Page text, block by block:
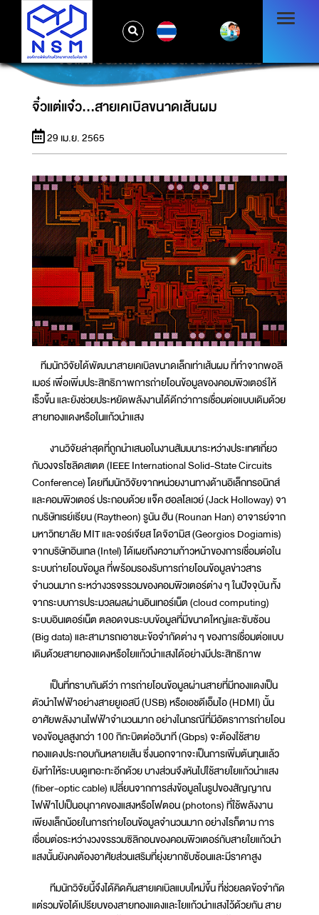
จิ๋วแต่แจ๋ว...สายเคเบิลขนาดเส้นผม
จิ๋วแต่แจ๋ว...สายเคเบิลขนาดเส้นผม
29 เม.ย. 2565
ทีมนักวิจัยได้พัฒนาสายเคเบิลขนาดเล็กเท่าเส้นผม ที่ทำจากพอลิ
เมอร์ เพื่อเพิ่มประสิทธิภาพการถ่ายโอนข้อมูลของคอมพิวเตอร์ให้
เร็วขึ้น และยังช่วยประหยัดพลังงานได้ดีกว่าการเชื่อมต่อแบบเดิมด้วย
สายทองแดงหรือในแก้วนำแสง
งานวิจัยล่าสุดที่ถูกนำเสนอในงานสัมมนาระหว่างประเทศเกี่ยว
กับวงจรโซลิดสเตต (IEEE International Solid-State Circuits
Conference) โดยทีมนักวิจัยจากหน่วยงานทางด้านอิเล็กทรอนิกส์
และคอมพิวเตอร์ ประกอบด้วย แจ็ค ฮอลโลเวย์ (Jack Holloway) จา
กบริษัทเรย์เธียน (Raytheon) รูนัน ฮัน (Rounan Han) อาจารย์จาก
มหาวิทยาลัย MIT และจอร์เจียส โดจิอามิส (Georgios Dogiamis)
จากบริษัทอินเทล (Intel) ได้เผยถึงความก้าวหน้าของการเชื่อมต่อใน
ระบบถ่ายโอนข้อมูล ที่พร้อมรองรับการถ่ายโอนข้อมูลข่าวสาร
จำนวนมาก ระหว่างวรจรรวมของคอมพิวเตอร์ต่าง ๆ ในปัจจุบัน ทั้ง
จากระบบการประมวลผลผ่านอินเทอร์เน็ต (cloud computing)
ระบบอินเตอร์เน็ต ตลอดจนระบบข้อมูลที่มีขนาดใหญ่และซับซ้อน
(Big data) และสามารถเอาชนะข้อจำกัดต่าง ๆ ของการเชื่อมต่อแบบ
เดิมด้วยสายทองแดงหรือใยแก้วนำแสงได้อย่างมีประสิทธิภาพ
เป็นที่ทราบกันดีว่า การถ่ายโอนข้อมูลผ่านสายที่มีทองแดงเป็น
ตัวนำไฟฟ้าอย่างสายยูเอสบี (USB) หรือเอชดีเอ็มไอ (HDMI) นั้น
อาศัยพลังงานไฟฟ้าจำนวนมาก อย่างในกรณีที่มีอัตราการถ่ายโอน
ของข้อมูลสูงกว่า 100 กิกะบิตต่อวินาที (Gbps) จะต้องใช้สาย
ทองแดงประกอบกันหลายเส้น ซึ่งนอกจากจะเป็นการเพิ่มต้นทุนแล้ว
ยังทำให้ระบบดูเทอะทะอีกด้วย บางส่วนจึงหันไปใช้สายใยแก้วนำแสง
(fiber-optic cable) เปลี่ยนจากการส่งข้อมูลในรูปของสัญญาณ
ไฟฟ้าไปเป็นอนุภาคของแสงหรือโฟตอน (photons) ที่ใช้พลังงาน
เพียงเล็กน้อยในการถ่ายโอนข้อมูลจำนวนมาก อย่างไรก็ตาม การ
เชื่อมต่อระหว่างวงจรรวมซิลิกอนของคอมพิวเตอร์กับสายใยแก้วนำ
แสงนั้นยังคงต้องอาศัยส่วนเสริมที่ยุ่งยากซับซ้อนและมีราคาสูง
ทีมนักวิจัยนี้จึงได้คิดค้นสายเคเบิลแบบใหม่ขึ้น ที่ช่วยลดข้อจำกัด
แต่รวมข้อได้เปรียบของสายทองแดงและใยแก้วนำแสงไว้ด้วยกัน สาย